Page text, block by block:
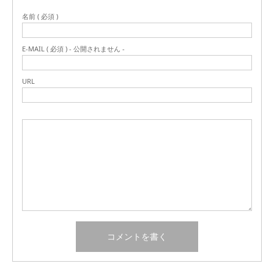
名前 ( 必須 )
E-MAIL ( 必須 ) - 公開されません -
URL